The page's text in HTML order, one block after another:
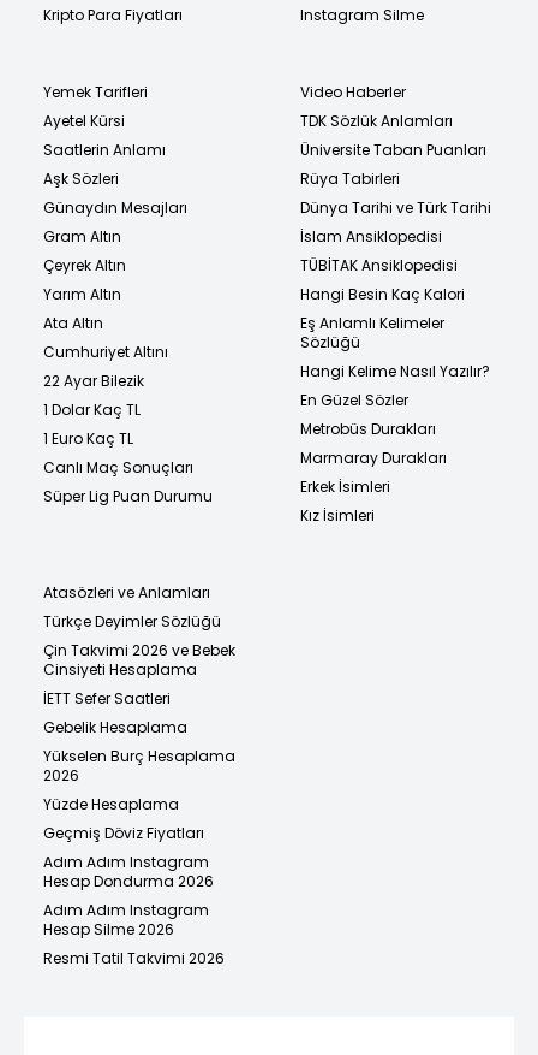
Kripto Para Fiyatları
Instagram Silme
Yemek Tarifleri
Ayetel Kürsi
Saatlerin Anlamı
Aşk Sözleri
Günaydın Mesajları
Gram Altın
Çeyrek Altın
Yarım Altın
Ata Altın
Cumhuriyet Altını
22 Ayar Bilezik
1 Dolar Kaç TL
1 Euro Kaç TL
Canlı Maç Sonuçları
Süper Lig Puan Durumu
Video Haberler
TDK Sözlük Anlamları
Üniversite Taban Puanları
Rüya Tabirleri
Dünya Tarihi ve Türk Tarihi
İslam Ansiklopedisi
TÜBİTAK Ansiklopedisi
Hangi Besin Kaç Kalori
Eş Anlamlı Kelimeler
Sözlüğü
Hangi Kelime Nasıl Yazılır?
En Güzel Sözler
Metrobüs Durakları
Marmaray Durakları
Erkek İsimleri
Kız İsimleri
Atasözleri ve Anlamları
Türkçe Deyimler Sözlüğü
Çin Takvimi 2026 ve Bebek
Cinsiyeti Hesaplama
İETT Sefer Saatleri
Gebelik Hesaplama
Yükselen Burç Hesaplama
2026
Yüzde Hesaplama
Geçmiş Döviz Fiyatları
Adım Adım Instagram
Hesap Dondurma 2026
Adım Adım Instagram
Hesap Silme 2026
Resmi Tatil Takvimi 2026